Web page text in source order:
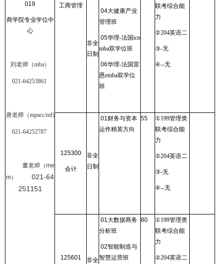
019
商学院专业学位中
心
刘老师（mba）
021-64253861
唐老师（mpacc/mf)
021-64252787
董老师（me
m） 021-64
251151
工商管理
非全
日制
04大健康产业
管理班
05华理-法国icn
mba双学位班
06华理-法国雷
恩emba双学位
班
联考综合能
力
②204英语二
③-无
④--无
125300
会计
非全
日制
01财务与资本
运作精英方向
55 ①199管理类
联考综合能
力
②204英语二
③-无
④--无
125601
非全
01大数据商务
分析班
02智能制造与
智慧运营班
80 ①199管理类
联考综合能
力
②204英语二